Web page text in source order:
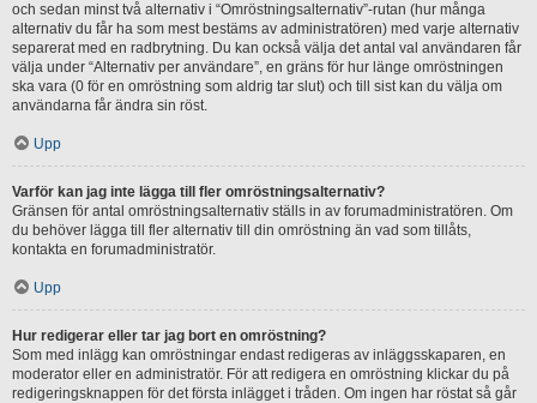
och sedan minst två alternativ i “Omröstningsalternativ”-rutan (hur många
alternativ du får ha som mest bestäms av administratören) med varje alternativ
separerat med en radbrytning. Du kan också välja det antal val användaren får
välja under “Alternativ per användare”, en gräns för hur länge omröstningen
ska vara (0 för en omröstning som aldrig tar slut) och till sist kan du välja om
användarna får ändra sin röst.
Upp
Varför kan jag inte lägga till fler omröstningsalternativ?
Gränsen för antal omröstningsalternativ ställs in av forumadministratören. Om
du behöver lägga till fler alternativ till din omröstning än vad som tillåts,
kontakta en forumadministratör.
Upp
Hur redigerar eller tar jag bort en omröstning?
Som med inlägg kan omröstningar endast redigeras av inläggsskaparen, en
moderator eller en administratör. För att redigera en omröstning klickar du på
redigeringsknappen för det första inlägget i tråden. Om ingen har röstat så går